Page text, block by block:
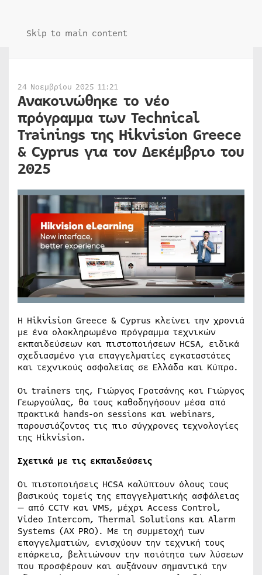
Skip to main content
24 Νοεμβρίου 2025 11:21
Ανακοινώθηκε το νέο
πρόγραμμα των Technical
Trainings της Hikvision Greece
& Cyprus για τον Δεκέμβριο του
2025
Η Hikvision Greece & Cyprus κλείνει την χρονιά
με ένα ολοκληρωμένο πρόγραμμα τεχνικών
εκπαιδεύσεων και πιστοποιήσεων HCSA, ειδικά
σχεδιασμένο για επαγγελματίες εγκαταστάτες
και τεχνικούς ασφαλείας σε Ελλάδα και Κύπρο.
Οι trainers της, Γιώργος Γρατσάνης και Γιώργος
Γεωργούλας, θα τους καθοδηγήσουν μέσα από
πρακτικά hands-on sessions και webinars,
παρουσιάζοντας τις πιο σύγχρονες τεχνολογίες
της Hikvision.
Σχετικά με τις εκπαιδεύσεις
Οι πιστοποιήσεις HCSA καλύπτουν όλους τους
βασικούς τομείς της επαγγελματικής ασφάλειας
— από CCTV και VMS, μέχρι Access Control,
Video Intercom, Thermal Solutions και Alarm
Systems (AX PRO). Με τη συμμετοχή των
επαγγελματιών, ενισχύουν την τεχνική τους
επάρκεια, βελτιώνουν την ποιότητα των λύσεων
που προσφέρουν και αυξάνουν σημαντικά την